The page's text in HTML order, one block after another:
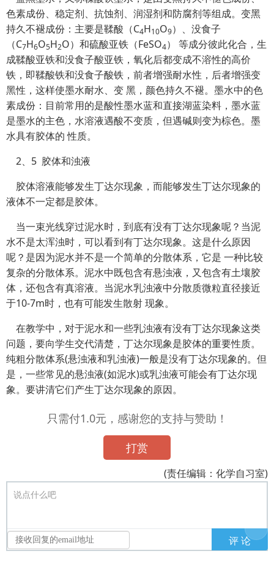
色素成份、稳定剂、抗蚀剂、润湿剂和防腐剂等组成。变黑
持久不褪成份：主要是鞣酸（C4H10O9）、没食子
（C7H6O5H2O）和硫酸亚铁（FeSO4） 等成分彼此化合，生
成鞣酸亚铁和没食子酸亚铁，氧化后都变成不溶性的高价
铁，即鞣酸铁和没食子酸铁，前者增强耐水性，后者增强变
黑性，这样使墨水耐水、变 黑，颜色持久不褪。墨水中的色
素成份：目前常用的是酸性墨水蓝和直接湖蓝染料，墨水蓝
是墨水的主色，水溶液遇酸不变质，但遇碱则变为棕色。墨
水具有胶体的 性质。
2、5 胶体和浊液
胶体溶液能够发生丁达尔现象，而能够发生丁达尔现象的
液体不一定都是胶体。
当一束光线穿过泥水时，到底有没有丁达尔现象呢？当泥
水不是太浑浊时，可以看到有丁达尔现象。这是什么原因
呢？是因为泥水并不是一个简单的分散体系，它是 一种比较
复杂的分散体系。泥水中既包含有悬浊液，又包含有土壤胶
体，还包含有真溶液。当泥水乳浊液中分散质微粒直径接近
于10-7m时，也有可能发生散射 现象。
在教学中，对于泥水和一些乳浊液有没有丁达尔现象这类
问题，要向学生交代清楚，丁达尔现象是胶体的重要性质。
纯粗分散体系(悬浊液和乳浊液)一般是没有丁达尔现象的。但
是，一些常见的悬浊液(如泥水)或乳浊液可能会有丁达尔现
象。要讲清它们产生丁达尔现象的原因。
只需付1.0元，感谢您的支持与赞助！
打赏
(责任编辑：化学自习室)
说点什么吧